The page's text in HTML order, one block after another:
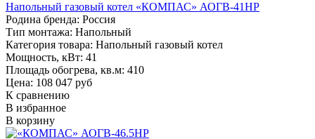
Напольный газовый котел «КОМПАС» АОГВ-41НР
Родина бренда: Россия
Тип монтажа: Напольный
Категория товара: Напольный газовый котел
Мощность, кВт: 41
Площадь обогрева, кв.м: 410
Цена: 108 047 руб
К сравнению
В избранное
В корзину